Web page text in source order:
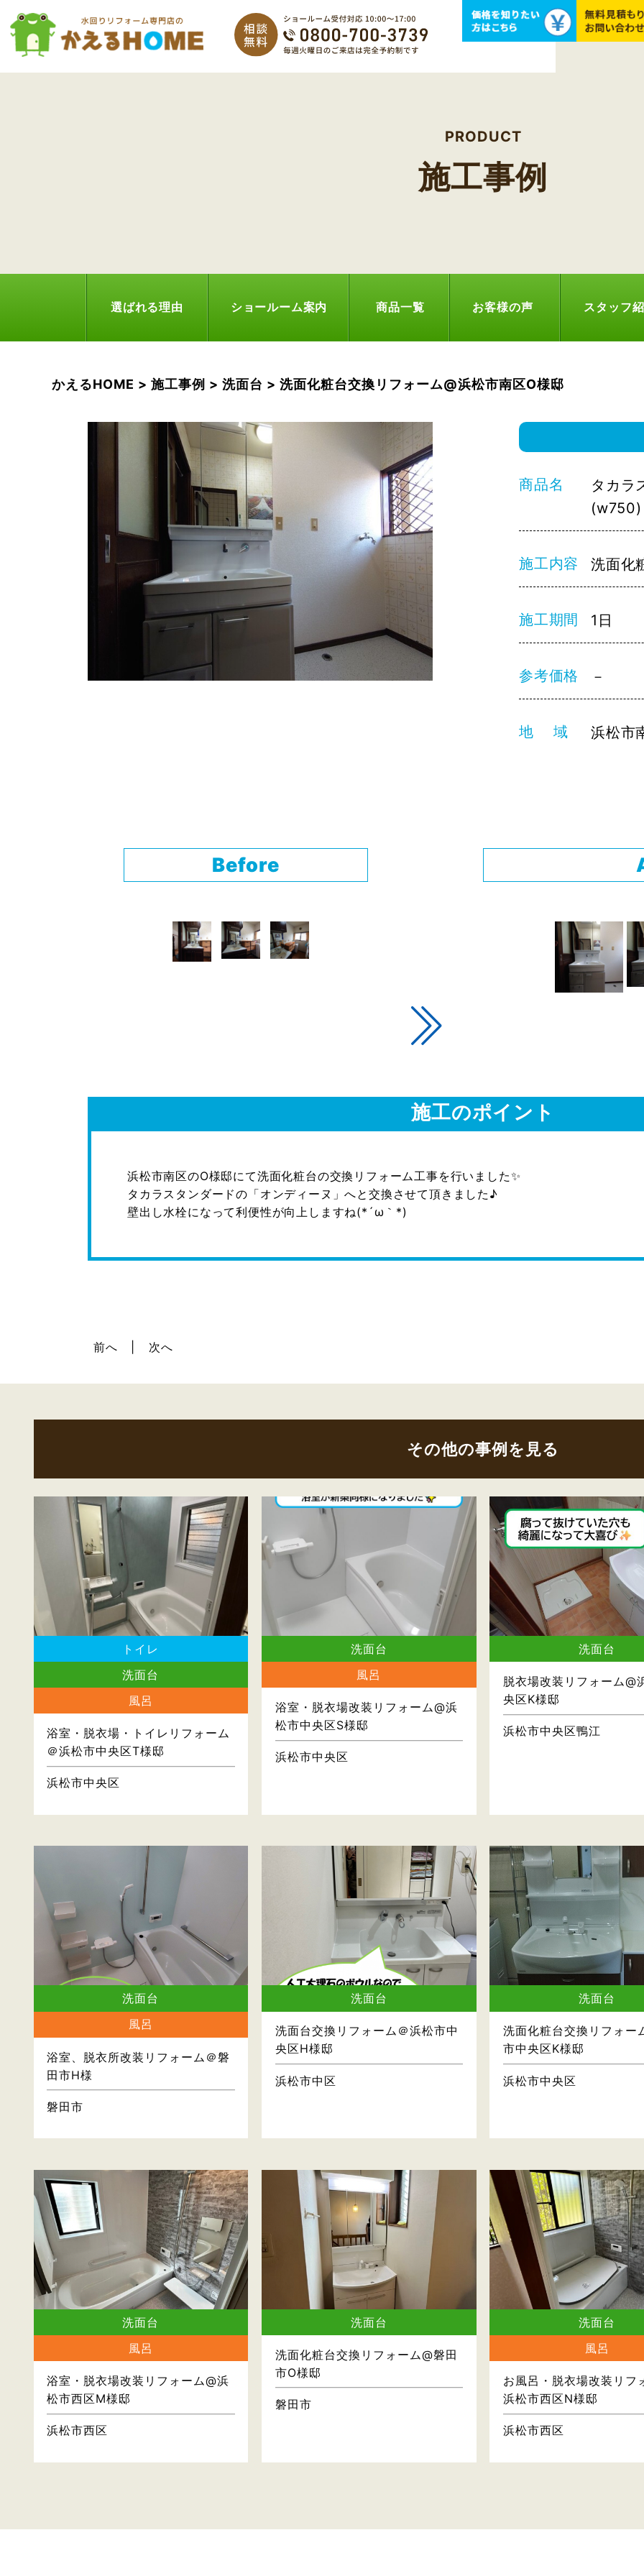
PRODUCT
施工事例
選ばれる理由 ショールーム案内 商品一覧 お客様の声 スタッフ
かえるHOME > 施工事例 > 洗面台 > 洗面化粧台交換リフォーム@浜松市南区O様邸
商品名
タカラ
(w750)
施工内容 洗面化
施工期間 1日
参考価格 －
地 域 浜松市
Before
施工のポイント
浜松市南区のO様邸にて洗面化粧台の交換リフォーム工事を行いました✨
タカラスタンダードの「オンディーヌ」へと交換させて頂きました♪
壁出し水栓になって利便性が向上しますね(*´ω｀*)
前へ 次へ
その他の事例を見る
トイレ
洗面台
風呂
浴室・脱衣場・トイレリフォーム
＠浜松市中央区T様邸
浜松市中央区
洗面台
風呂
浴室・脱衣場改装リフォーム@浜
松市中央区S様邸
浜松市中央区
洗面台
脱衣場改装リフォーム@
央区K様邸
浜松市中央区鴨江
洗面台
風呂
浴室、脱衣所改装リフォーム＠磐
田市H様
磐田市
洗面台
洗面台交換リフォーム＠浜松市中
央区H様邸
浜松市中区
洗面台
洗面化粧台交換リフォー
市中央区K様邸
浜松市中央区
洗面台
風呂
浴室・脱衣場改装リフォーム@浜
松市西区M様邸
浜松市西区
洗面台
洗面化粧台交換リフォーム@磐田
市O様邸
磐田市
洗面台
風呂
お風呂・脱衣場改装リフ
浜松市西区N様邸
浜松市西区